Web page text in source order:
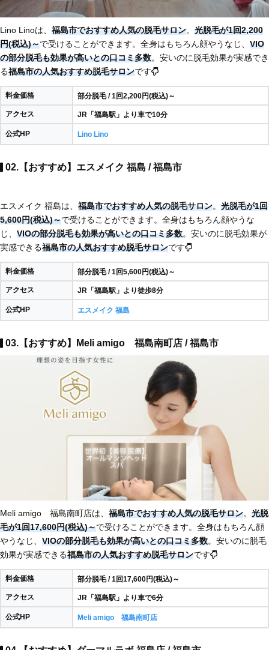
Lino Linoは、 福島市でおすすめ人気の脱毛サロン。 光脱毛が1回2,200
円(税込)～で受けることができます。全身はもちろん顔やうなじ、 VIO
の部分脱毛も効果が高いとの口コミ多数。安いのに脱毛効果が実感でき
る福島市の人気おすすめ脱毛サロンです
料金価格 部分脱毛 / 1回2,200円(税込)～
アクセス JR「福島駅」より車で10分
公式HP Lino Lino
02.【おすすめ】エスメイク 福島 / 福島市
エスメイク 福島は、 福島市でおすすめ人気の脱毛サロン。 光脱毛が1回
5,600円(税込)～で受けることができます。全身はもちろん顔やうな
じ、 VIOの部分脱毛も効果が高いとの口コミ多数。安いのに脱毛効果が
実感できる福島市の人気おすすめ脱毛サロンです
料金価格 部分脱毛 / 1回5,600円(税込)～
アクセス JR「福島駅」より徒歩8分
公式HP エスメイク 福島
03.【おすすめ】Meli amigo 福島南町店 / 福島市
Meli amigo 福島南町店は、 福島市でおすすめ人気の脱毛サロン。 光脱
毛が1回17,600円(税込)～で受けることができます。全身はもちろん顔
やうなじ、 VIOの部分脱毛も効果が高いとの口コミ多数。安いのに脱毛
効果が実感できる福島市の人気おすすめ脱毛サロンです
料金価格 部分脱毛 / 1回17,600円(税込)～
アクセス JR「福島駅」より車で6分
公式HP Meli amigo 福島南町店